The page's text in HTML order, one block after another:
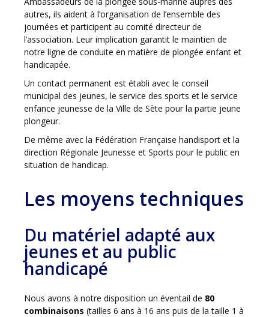
autres, ils aident à l’organisation de l’ensemble des
journées et participent au comité directeur de
l’association. Leur implication garantit le maintien de
notre ligne de conduite en matière de plongée enfant et
handicapée.
Un contact permanent est établi avec le conseil
municipal des jeunes, le service des sports et le service
enfance jeunesse de la Ville de Sète pour la partie jeune
plongeur.
De même avec la Fédération Française handisport et la
direction Régionale Jeunesse et Sports pour le public en
situation de handicap.
Les moyens techniques
Du matériel adapté aux
jeunes et au public
handicapé
Nous avons à notre disposition un éventail de 80
combinaisons (tailles 6 ans à 16 ans puis de la taille 1 à